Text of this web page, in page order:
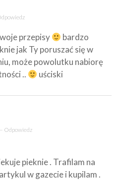
przepisy
bardzo
jak Ty poruszać się w
może powolutku nabiorę
..
uściski
Odpowiedz
pieknie . Trafilam na
w gazecie i kupilam .